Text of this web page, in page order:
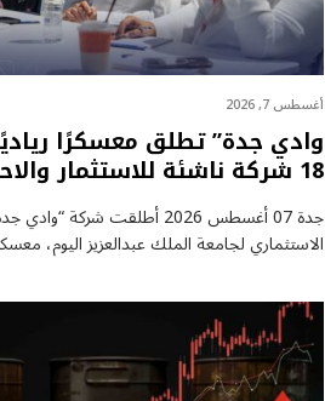
أغسطس 7, 2026
وادي جدة” تطلق معسكرًا
18 شركة ناشئة للاستثمار والاحتضان
جدة 07 أغسطس 2026 أطلقت شركة
الاستثماري لجامعة الملك عبدالعزيز اليوم،